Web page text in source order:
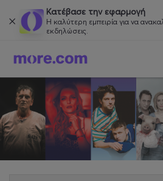
Κατέβασε την εφαρμογή
Η καλύτερη εμπειρία για να
εκδηλώσεις.